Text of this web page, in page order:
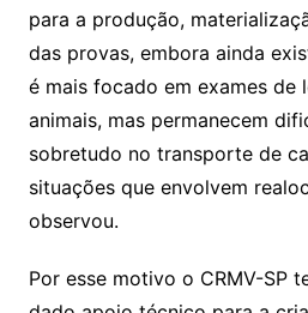
para a produção,
das provas, embora ainda
é mais focado em exames de
animais, mas permanecem
sobretudo no transporte de
situações que envolvem
observou.
Por esse motivo o CRMV-SP